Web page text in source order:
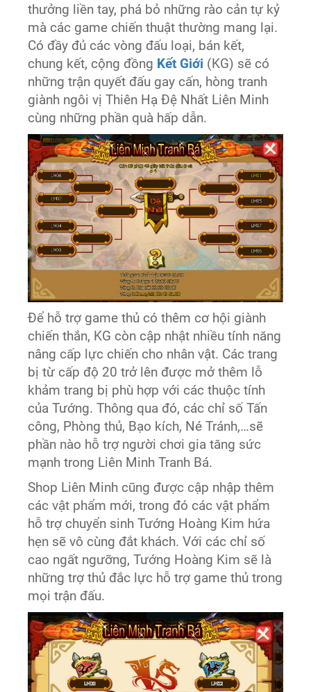
thưởng liền tay, phá bỏ những rào cản tự kỷ
mà các game chiến thuật thường mang lại.
Có đầy đủ các vòng đấu loại, bán kết,
chung kết, cộng đồng Kết Giới (KG) sẽ có
những trận quyết đấu gay cấn, hòng tranh
giành ngôi vị Thiên Hạ Đệ Nhất Liên Minh
cùng những phần quà hấp dẫn.
Để hỗ trợ game thủ có thêm cơ hội giành
chiến thắn, KG còn cập nhật nhiều tính năng
nâng cấp lực chiến cho nhân vật. Các trang
bị từ cấp độ 20 trở lên được mở thêm lỗ
khảm trang bị phù hợp với các thuộc tính
của Tướng. Thông qua đó, các chỉ số Tấn
công, Phòng thủ, Bạo kích, Né Tránh,…sẽ
phần nào hỗ trợ người chơi gia tăng sức
mạnh trong Liên Minh Tranh Bá.
Shop Liên Minh cũng được cập nhập thêm
các vật phẩm mới, trong đó các vật phẩm
hỗ trợ chuyển sinh Tướng Hoàng Kim hứa
hẹn sẽ vô cùng đắt khách. Với các chỉ số
cao ngất ngưỡng, Tướng Hoàng Kim sẽ là
những trợ thủ đắc lực hỗ trợ game thủ trong
mọi trận đấu.